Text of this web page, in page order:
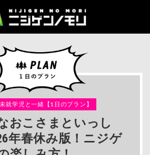
未就学児と一緒【1日のプラン】
おこさまといっし
年春休み版！ニジゲ